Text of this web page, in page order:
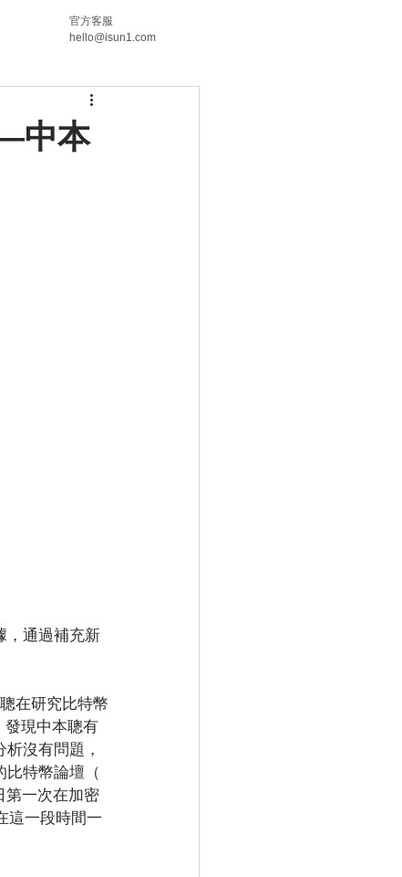
官方客服
hello@isun1.com
中本
，通過補充新
在研究比特幣
發現中本聰有
沒有問題，
比特幣論壇（
第一次在加密
這一段時間一